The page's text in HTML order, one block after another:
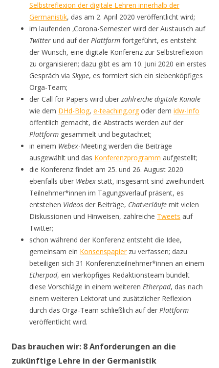
Selbstreflexion der digitale Lehren innerhalb der
Germanistik, das am 2. April 2020 veröffentlicht wird;
im laufenden ‚Corona-Semester‘ wird der Austausch auf
Twitter und auf der Plattform fortgeführt, es entsteht
der Wunsch, eine digitale Konferenz zur Selbstreflexion
zu organisieren; dazu gibt es am 10. Juni 2020 ein erstes
Gespräch via Skype, es formiert sich ein siebenköpfiges
Orga-Team;
der Call for Papers wird über zahlreiche digitale Kanäle
wie dem DHd-Blog, e-teaching.orgoder dem idw-Info
öffentlich gemacht, die Abstracts werden auf der
Plattform gesammelt und begutachtet;
in einem Webex-Meeting werden die Beiträge
ausgewählt und das Konferenzprogramm aufgestellt;
die Konferenz findet am 25. und 26. August 2020
ebenfalls über Webex statt, insgesamt sind zweihundert
Teilnehmer*innen im Tagungsverlauf präsent, es
entstehen Videos der Beiträge, Chatverläufe mit vielen
Diskussionen und Hinweisen, zahlreiche Tweets auf
Twitter;
schon während der Konferenz entsteht die Idee,
gemeinsam ein Konsenspapierzu verfassen; dazu
beteiligen sich 31 Konferenzteilnehmer*innen an einem
Etherpad, ein vierköpfiges Redaktionsteam bündelt
diese Vorschläge in einem weiteren Etherpad, das nach
einem weiteren Lektorat und zusätzlicher Reflexion
durch das Orga-Team schließlich auf der Plattform
veröffentlicht wird.
Das brauchen wir: 8 Anforderungen an die
zukünftige Lehre in der Germanistik